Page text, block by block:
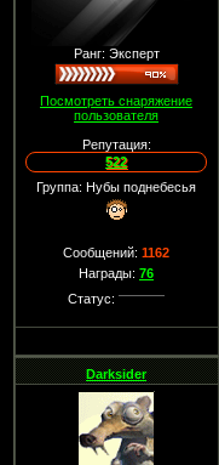
Ранг: Эксперт
Посмотреть снаряжение
пользователя
Репутация:
522
Группа: Нубы поднебесья
Сообщений: 1162
Награды: 76
Статус:
Darksider